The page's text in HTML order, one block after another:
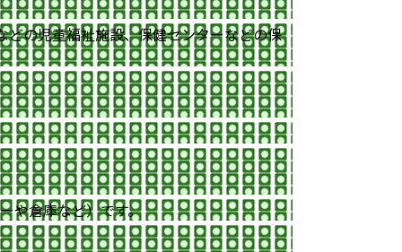
の児童福祉施設、保健センターなどの保
や倉庫など）です。